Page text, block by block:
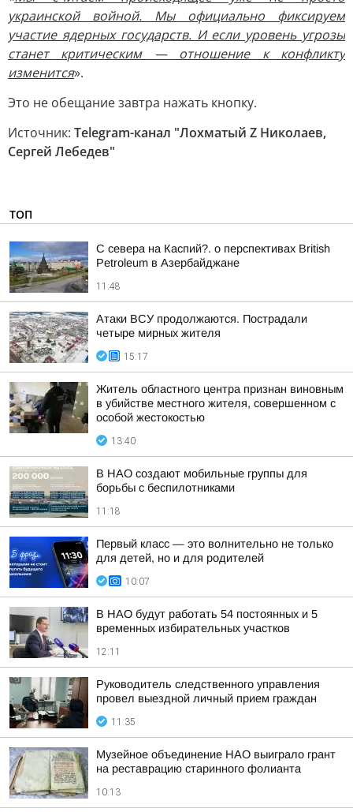
украинской войной. Мы официально фиксируем
участие ядерных государств. И если уровень угрозы
станет критическим — отношение к конфликту
изменится».
Это не обещание завтра нажать кнопку.
Источник: Telegram-канал "Лохматый Z Николаев,
Сергей Лебедев"
ТОП
С севера на Каспий?. о перспективах British
Petroleum в Азербайджане
11:48
Атаки ВСУ продолжаются. Пострадали
четыре мирных жителя
15:17
Житель областного центра признан виновным
в убийстве местного жителя, совершенном с
особой жестокостью
13:40
В НАО создают мобильные группы для
борьбы с беспилотниками
11:18
Первый класс — это волнительно не только
для детей, но и для родителей
10:07
В НАО будут работать 54 постоянных и 5
временных избирательных участков
12:11
Руководитель следственного управления
провел выездной личный прием граждан
11:35
Музейное объединение НАО выиграло грант
на реставрацию старинного фолианта
10:13